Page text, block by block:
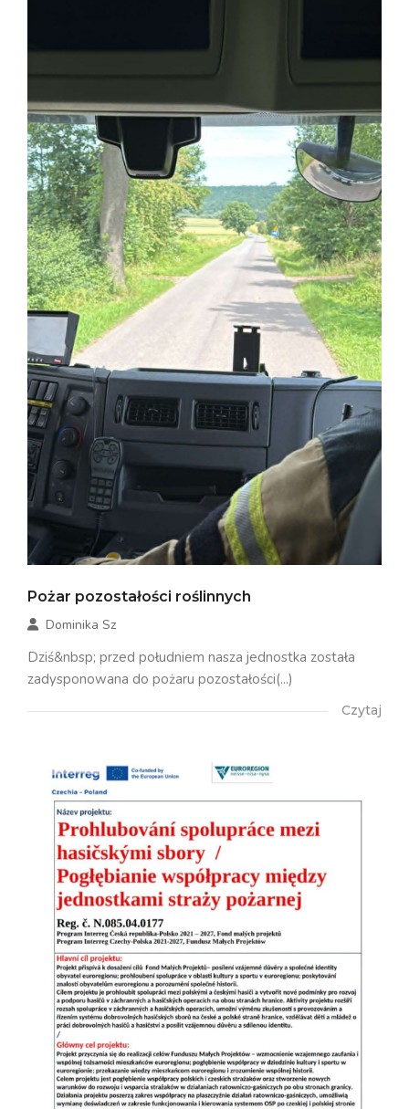
Pożar pozostałości roślinnych
Dominika Sz
Dziś&nbsp; przed południem nasza jednostka została
zadysponowana do pożaru pozostałości(...)
Czytaj